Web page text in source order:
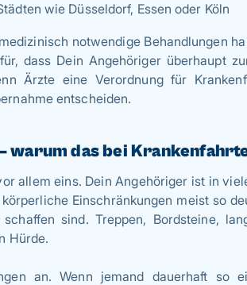
wie Düsseldorf, Essen oder Köln
notwendige Behandlungen
dass Dein Angehöriger überhaupt
Ärzte eine Verordnung für
entscheiden.
warum das bei
allem eins. Dein Angehöriger ist in
Einschränkungen meist so
sind. Treppen, Bordsteine,
Hürde.
an. Wenn jemand dauerhaft so